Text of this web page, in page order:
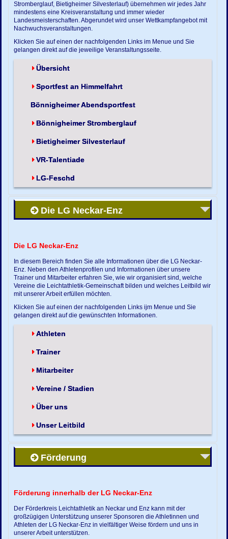
Stromberglauf, Bietigheimer Silvesterlauf) übernehmen wir jedes Jahr
mindestens eine Kreisveranstaltung und immer wieder
Landesmeisterschaften. Abgerundet wird unser Wettkampfangebot mit
Nachwuchsveranstaltungen.
Klicken Sie auf einen der nachfolgenden Links im Menue und Sie
gelangen direkt auf die jeweilige Veranstaltungsseite.
Übersicht
Sportfest an Himmelfahrt
Bönnigheimer Abendsportfest
Bönnigheimer Stromberglauf
Bietigheimer Silvesterlauf
VR-Talentiade
LG-Feschd
Die LG Neckar-Enz
Die LG Neckar-Enz
In diesem Bereich finden Sie alle Informationen über die LG Neckar-
Enz. Neben den Athletenprofilen und Informationen über unsere
Trainer und Mitarbeiter erfahren Sie, wie wir organisiert sind, welche
Vereine die Leichtathletik-Gemeinschaft bilden und welches Leitbild wir
mit unserer Arbeit erfüllen möchten.
Klicken Sie auf einen der nachfolgenden Links ijm Menue und Sie
gelangen direkt auf die gewünschten Informationen.
Athleten
Trainer
Mitarbeiter
Vereine / Stadien
Über uns
Unser Leitbild
Förderung
Förderung innerhalb der LG Neckar-Enz
Der Förderkreis Leichtathletik an Neckar und Enz kann mit der
großzügigen Unterstützung unserer Sponsoren die Athletinnen und
Athleten der LG Neckar-Enz in vielfältiger Weise fördern und uns in
unserer Arbeit unterstützen.